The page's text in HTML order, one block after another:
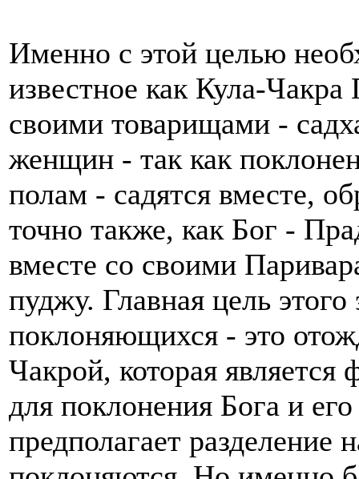
Именно с этой целью
известное как Кула-
своими товарищами -
женщин - так как
полам - садятся вместе,
точно также, как Бог -
вместе со своими
пуджу. Главная цель этого
поклоняющихся - это
Чакрой, которая
для поклонения Бога и
предполагает